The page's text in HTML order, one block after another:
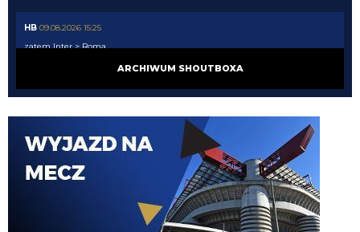
HB 09.08.2026 15:25
zatem Inter > Roma
Pavard to na pewno lepszy piłkarz niż prymityw Molina
Xucatlan
09.08.2026 15:13
Jednak nie wierzę, że ktoś się na taki ruch zdecyduje. Tu potrzeba byłoby
sporej odwagi i olbrzymiego autorytetu, bo wątpię, że Barella łatwo
przyjąłby taką rolę. Przesunięcie ze środka pola na wahadło, to jednak spora
ARCHIWUM SHOUTBOXA